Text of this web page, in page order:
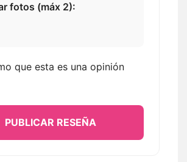
fotos (máx 2):
que esta es una opinión
PUBLICAR RESEÑA